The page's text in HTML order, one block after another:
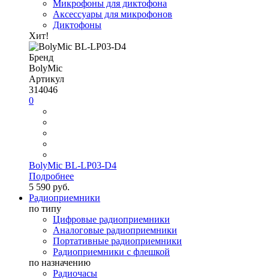
Микрофоны для диктофона
Аксессуары для микрофонов
Диктофоны
Хит!
Бренд
BolyMic
Артикул
314046
0
BolyMic BL-LP03-D4
Подробнее
5 590 руб.
Радиоприемники
по типу
Цифровые радиоприемники
Аналоговые радиоприемники
Портативные радиоприемники
Радиоприемники с флешкой
по назначению
Радиочасы